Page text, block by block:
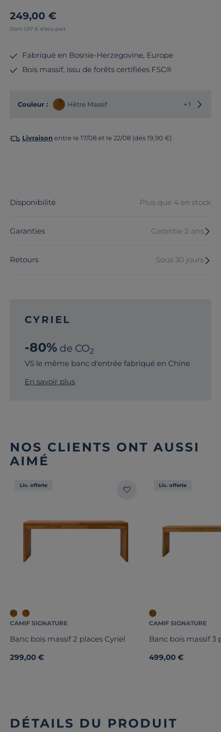
249,00 €
Dont 1,07 € d'éco-part
Fabriqué en Bosnie-Herzegovine, Europe
Bois massif, issu de forêts certifiées FSC®
Couleur : Hêtre Massif + 1
Livraison entre le 17/08 et le 22/08 (dès 19,90 €)
Disponibilité Plus que 4 en stock
Garanties Garantie 2 ans
Retours Sous 30 jours
CYRIEL
-80% de CO2
VS le même banc d'entrée fabriqué en Chine
En savoir plus
NOS CLIENTS ONT AUSSI
AIMÉ
Liv. offerte
CAMIF SIGNATURE
Banc bois massif 2 places Cyriel
299,00 €
Liv. offerte
CAMIF SIGNATURE
Banc bois massif 3
499,00 €
DÉTAILS DU PRODUIT